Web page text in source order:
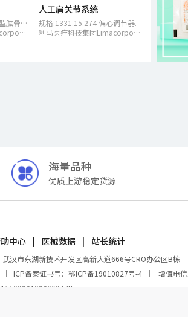
规格:1304.15.160 生物型肱骨柄
利马医疗科技集团Limacorporate S.p.A.
人工肩关节系统
规格:1331.15.274 偏心调节器.
利马医疗科技集团Limacorporate S.p.A.
海量品种
优质上游稳定货源
中心 医械数据 站长统计
汉市东湖新技术开发区高新大道666号CRO办公区B栋
｜ ICP备案证书号：鄂ICP备19010827号-4 ｜ 增值电